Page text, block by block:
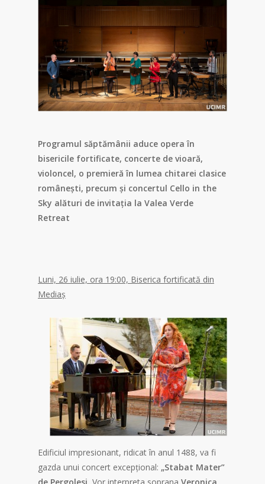
Programul săptămânii aduce opera în
bisericile fortificate, concerte de vioară,
violoncel, o premieră în lumea chitarei clasice
românești, precum și concertul Cello in the
Sky alături de invitația la Valea Verde
Retreat
Luni, 26 iulie, ora 19:00, Biserica fortificată din
Mediaș
Edificiul impresionant, ridicat în anul 1488, va fi
gazda unui concert excepțional: „Stabat Mater”